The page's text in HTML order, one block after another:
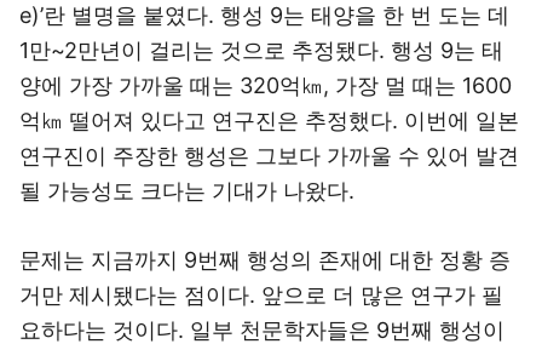
e)’란 별명을 붙였다. 행성 9는 태양을 한 번 도는 데
1만~2만년이 걸리는 것으로 추정됐다. 행성 9는 태
양에 가장 가까울 때는 320억㎞, 가장 멀 때는 1600
억㎞ 떨어져 있다고 연구진은 추정했다. 이번에 일본
연구진이 주장한 행성은 그보다 가까울 수 있어 발견
될 가능성도 크다는 기대가 나왔다.
문제는 지금까지 9번째 행성의 존재에 대한 정황 증
거만 제시됐다는 점이다. 앞으로 더 많은 연구가 필
요하다는 것이다. 일부 천문학자들은 9번째 행성이